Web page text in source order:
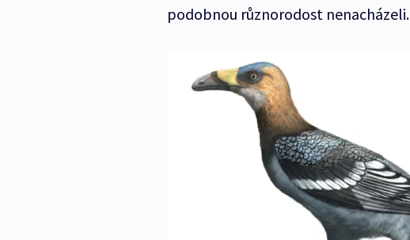
podobnou různorodost nenacházeli.